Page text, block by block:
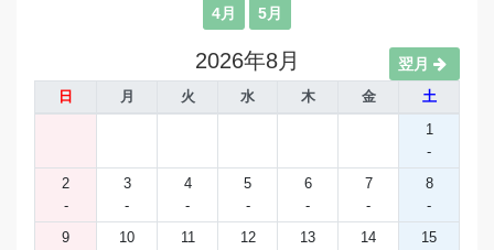
4月
5月
2026年8月 翌月
日 月 火 水 木 金
土
1
-
2
-
3
-
4
-
5
-
6
-
7
-
8
-
9
10
11
12
13
14
15